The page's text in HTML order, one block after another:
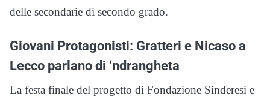
delle secondarie di secondo grado.
Giovani Protagonisti: Gratteri e Nicaso a
Lecco parlano di ‘ndrangheta
La festa finale del progetto di Fondazione Sinderesi e